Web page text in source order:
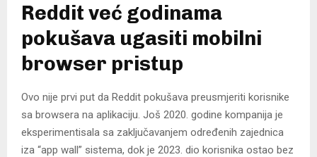
Reddit već godinama
pokušava ugasiti mobilni
browser pristup
Ovo nije prvi put da Reddit pokušava preusmjeriti korisnike
sa browsera na aplikaciju. Još 2020. godine kompanija je
eksperimentisala sa zaključavanjem određenih zajednica
iza “app wall” sistema, dok je 2023. dio korisnika ostao bez